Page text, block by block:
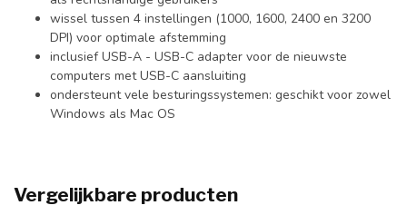
wissel tussen 4 instellingen (1000, 1600, 2400 en 3200
DPI) voor optimale afstemming
inclusief USB-A - USB-C adapter voor de nieuwste
computers met USB-C aansluiting
ondersteunt vele besturingssystemen: geschikt voor zowel
Windows als Mac OS
Vergelijkbare producten